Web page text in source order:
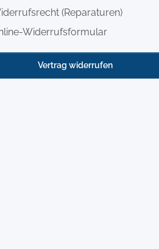
(Reparaturen)
Widerrufsformular
Vertrag widerrufen